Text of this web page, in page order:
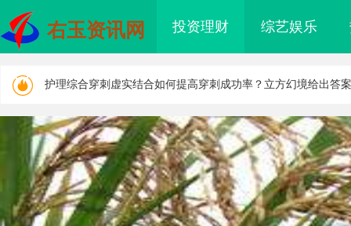
右玉资讯网 投资理财 综艺娱乐
护理综合穿刺虚实结合如何提高穿刺成功率？立方幻境给出答案
武汉配眼镜 上海配眼镜 (2026-08-05)
武汉配眼镜 上海配眼镜 (2026-08-05)
揭秘成都私家侦探行业：专业服务助力城市安宁 (2026-08-05)
济南私家侦探行业揭秘：专业服务与案件解析全方位指南